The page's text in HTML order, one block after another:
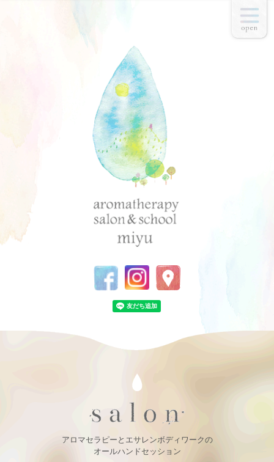
アロマセラピーとエサレンボディワークの
オールハンドセッション